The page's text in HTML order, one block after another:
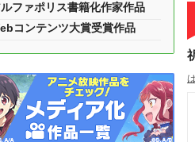
ファポリス書籍化作家作品
コンテンツ大賞受賞作品